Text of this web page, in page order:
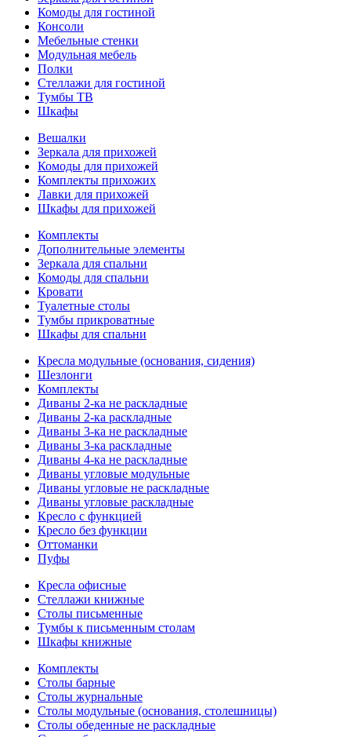
Комоды для гостиной
Консоли
Мебельные стенки
Модульная мебель
Полки
Стеллажи для гостиной
Тумбы ТВ
Шкафы
Вешалки
Зеркала для прихожей
Комоды для прихожей
Комплекты прихожих
Лавки для прихожей
Шкафы для прихожей
Комплекты
Дополнительные элементы
Зеркала для спальни
Комоды для спальни
Кровати
Туалетные столы
Тумбы прикроватные
Шкафы для спальни
Кресла модульные (основания, сидения)
Шезлонги
Комплекты
Диваны 2-ка не раскладные
Диваны 2-ка раскладные
Диваны 3-ка не раскладные
Диваны 3-ка раскладные
Диваны 4-ка не раскладные
Диваны угловые модульные
Диваны угловые не раскладные
Диваны угловые раскладные
Кресло с функцией
Кресло без функции
Оттоманки
Пуфы
Кресла офисные
Стеллажи книжные
Столы письменные
Тумбы к письменным столам
Шкафы книжные
Комплекты
Столы барные
Столы журнальные
Столы модульные (основания, столешницы)
Столы обеденные не раскладные